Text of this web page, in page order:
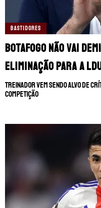
BASTIDORES
Botafogo não vai
eliminação para a
Treinador vem sendo alvo de
competição